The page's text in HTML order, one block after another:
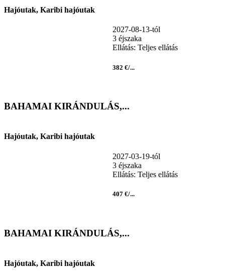
Hajóutak, Karibi hajóutak
2027-08-13-tól
3 éjszaka
Ellátás: Teljes ellátás
382 €/...
BAHAMAI KIRÁNDULÁS,...
Hajóutak, Karibi hajóutak
2027-03-19-tól
3 éjszaka
Ellátás: Teljes ellátás
407 €/...
BAHAMAI KIRÁNDULÁS,...
Hajóutak, Karibi hajóutak